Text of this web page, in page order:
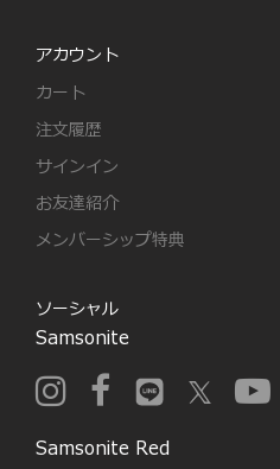
アカウント
カート
注文履歴
サインイン
お友達紹介
メンバーシップ特典
ソーシャル
Samsonite
Samsonite Red